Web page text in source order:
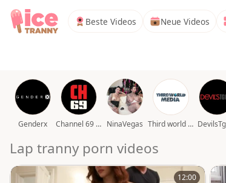
Beste Videos Neue Videos
Genderx Channel 69 video NinaVegas Third world media movies
Lap tranny porn videos
12:00